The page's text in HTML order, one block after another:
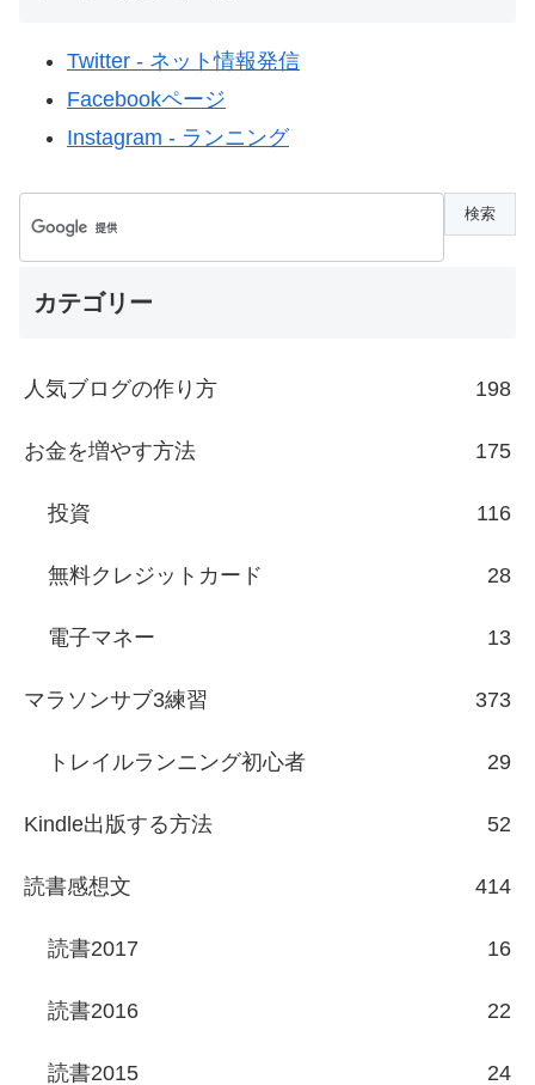
Twitter - ネット情報発信
Facebookページ
Instagram - ランニング
カテゴリー
人気ブログの作り方 198
お金を増やす方法 175
投資 116
無料クレジットカード 28
電子マネー 13
マラソンサブ3練習 373
トレイルランニング初心者 29
Kindle出版する方法 52
読書感想文 414
読書2017 16
読書2016 22
読書2015 24